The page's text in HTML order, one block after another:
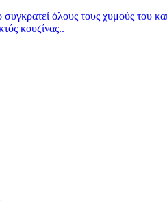
όλους τους χυμούς του
κουζίνας..